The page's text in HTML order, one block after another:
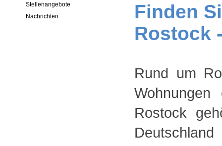
Stellenangebote
Nachrichten
Finden
Rostock
Rund um
Rostock